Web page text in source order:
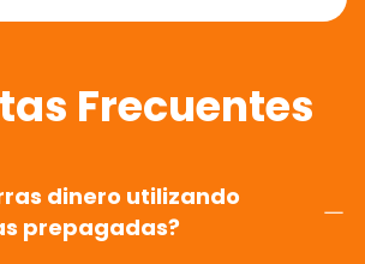
Frecuentes
dinero utilizando
prepagadas?